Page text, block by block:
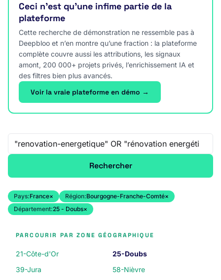
Ceci n’est qu’une infime partie de la
plateforme
Cette recherche de démonstration ne ressemble pas à
Deepbloo et n’en montre qu’une fraction : la plateforme
complète couvre aussi les attributions, les signaux
amont, 200 000+ projets privés, l’enrichissement IA et
des filtres bien plus avancés.
Voir la vraie plateforme en démo →
Recherche libre
Rechercher
Pays:France× Région:Bourgogne-Franche-Comté×
Département:25 - Doubs×
PARCOURIR PAR ZONE GÉOGRAPHIQUE
21-Côte-d'Or
25-Doubs
39-Jura
58-Nièvre